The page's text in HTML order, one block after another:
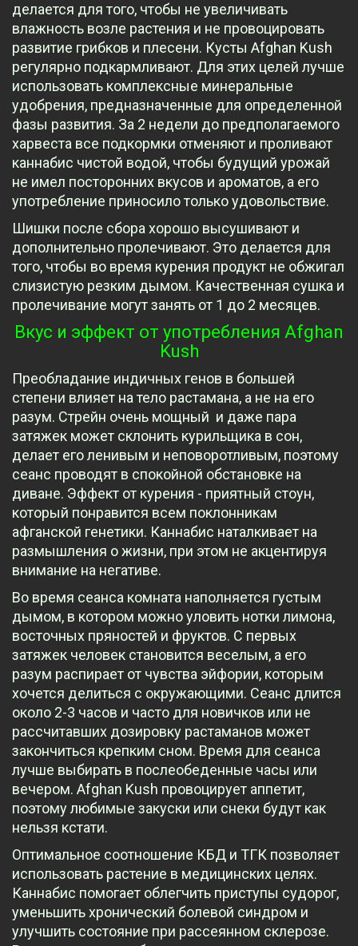
делается для того, чтобы не увеличивать
влажность возле растения и не провоцировать
развитие грибков и плесени. Кусты Afghan Kush
регулярно подкармливают. Для этих целей лучше
использовать комплексные минеральные
удобрения, предназначенные для определенной
фазы развития. За 2 недели до предполагаемого
харвеста все подкормки отменяют и проливают
каннабис чистой водой, чтобы будущий урожай
не имел посторонних вкусов и ароматов, а его
употребление приносило только удовольствие.
Шишки после сбора хорошо высушивают и
дополнительно пролечивают. Это делается для
того, чтобы во время курения продукт не обжигал
слизистую резким дымом. Качественная сушка и
пролечивание могут занять от 1 до 2 месяцев.
Вкус и эффект от употребления Afghan
Kush
Преобладание индичных генов в большей
степени влияет на тело растамана, а не на его
разум. Стрейн очень мощный и даже пара
затяжек может склонить курильщика в сон,
делает его ленивым и неповоротливым, поэтому
сеанс проводят в спокойной обстановке на
диване. Эффект от курения - приятный стоун,
который понравится всем поклонникам
афганской генетики. Каннабис наталкивает на
размышления о жизни, при этом не акцентируя
внимание на негативе.
Во время сеанса комната наполняется густым
дымом, в котором можно уловить нотки лимона,
восточных пряностей и фруктов. С первых
затяжек человек становится веселым, а его
разум распирает от чувства эйфории, которым
хочется делиться с окружающими. Сеанс длится
около 2-3 часов и часто для новичков или не
рассчитавших дозировку растаманов может
закончиться крепким сном. Время для сеанса
лучше выбирать в послеобеденные часы или
вечером. Afghan Kush провоцирует аппетит,
поэтому любимые закуски или снеки будут как
нельзя кстати.
Оптимальное соотношение КБД и ТГК позволяет
использовать растение в медицинских целях.
Каннабис помогает облегчить приступы судорог,
уменьшить хронический болевой синдром и
улучшить состояние при рассеянном склерозе.